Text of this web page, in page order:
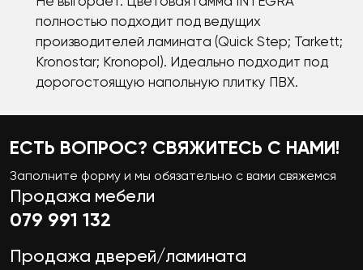
полностью подходит под ведущих
производителей ламината (Quick Step; Tarkett;
Kronostar; Kronopol). Идеально подходит под
дорогостоящую напольную плитку ПВХ.
ЕСТЬ ВОПРОС? СВЯЖИТЕСЬ С НАМИ!
Заполните форму и мы обязательно с вами свяжемся
Продажа мебели
079 991 132
Продажа дверей/ламината